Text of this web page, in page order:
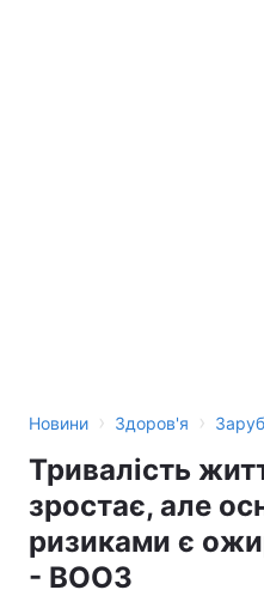
Новини › Здоров'я ›
Тривалість
зростає, але
ризиками є
- ВООЗ